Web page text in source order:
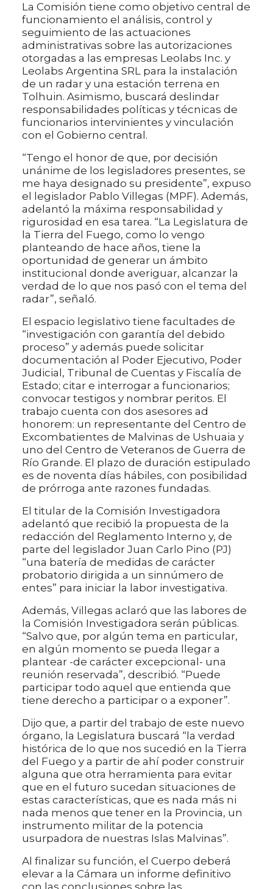
La Comisión tiene como objetivo central de
funcionamiento el análisis, control y
seguimiento de las actuaciones
administrativas sobre las autorizaciones
otorgadas a las empresas Leolabs Inc. y
Leolabs Argentina SRL para la instalación
de un radar y una estación terrena en
Tolhuin. Asimismo, buscará deslindar
responsabilidades políticas y técnicas de
funcionarios intervinientes y vinculación
con el Gobierno central.
“Tengo el honor de que, por decisión
unánime de los legisladores presentes, se
me haya designado su presidente”, expuso
el legislador Pablo Villegas (MPF). Además,
adelantó la máxima responsabilidad y
rigurosidad en esa tarea. “La Legislatura de
la Tierra del Fuego, como lo vengo
planteando de hace años, tiene la
oportunidad de generar un ámbito
institucional donde averiguar, alcanzar la
verdad de lo que nos pasó con el tema del
radar”, señaló.
El espacio legislativo tiene facultades de
“investigación con garantía del debido
proceso” y además puede solicitar
documentación al Poder Ejecutivo, Poder
Judicial, Tribunal de Cuentas y Fiscalía de
Estado; citar e interrogar a funcionarios;
convocar testigos y nombrar peritos. El
trabajo cuenta con dos asesores ad
honorem: un representante del Centro de
Excombatientes de Malvinas de Ushuaia y
uno del Centro de Veteranos de Guerra de
Río Grande. El plazo de duración estipulado
es de noventa días hábiles, con posibilidad
de prórroga ante razones fundadas.
El titular de la Comisión Investigadora
adelantó que recibió la propuesta de la
redacción del Reglamento Interno y, de
parte del legislador Juan Carlo Pino (PJ)
“una batería de medidas de carácter
probatorio dirigida a un sinnúmero de
entes” para iniciar la labor investigativa.
Además, Villegas aclaró que las labores de
la Comisión Investigadora serán públicas.
“Salvo que, por algún tema en particular,
en algún momento se pueda llegar a
plantear -de carácter excepcional- una
reunión reservada”, describió. “Puede
participar todo aquel que entienda que
tiene derecho a participar o a exponer”.
Dijo que, a partir del trabajo de este nuevo
órgano, la Legislatura buscará “la verdad
histórica de lo que nos sucedió en la Tierra
del Fuego y a partir de ahí poder construir
alguna que otra herramienta para evitar
que en el futuro sucedan situaciones de
estas características, que es nada más ni
nada menos que tener en la Provincia, un
instrumento militar de la potencia
usurpadora de nuestras Islas Malvinas”.
Al finalizar su función, el Cuerpo deberá
elevar a la Cámara un informe definitivo